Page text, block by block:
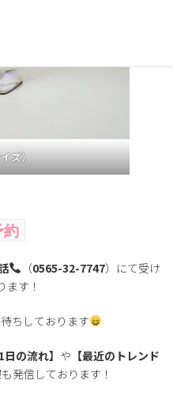
ズ）
約
（0565-32-7747）にて受け
ます！
ちしております
日の流れ】 や 【最近のトレンド
発信しております！